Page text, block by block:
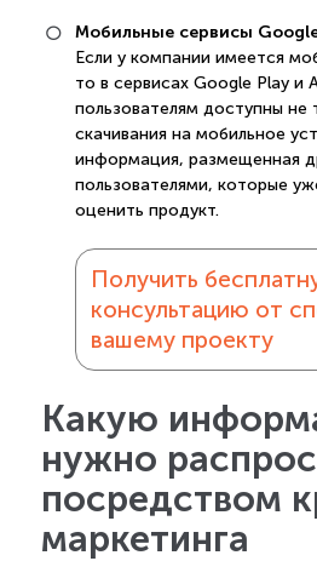
Мобильные сервисы
Если у компании имеется
то в сервисах Google Play и
пользователям доступны не
скачивания на мобильное
информация, размещенная
пользователями, которые
оценить продукт.
Получить
консультацию от
вашему проекту
Какую
нужно
посредством
маркетинга